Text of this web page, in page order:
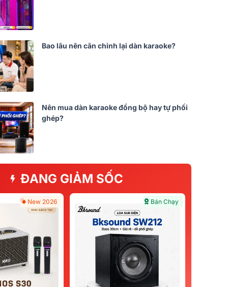
Bao lâu nên căn chỉnh lại dàn karaoke?
Nên mua dàn karaoke đồng bộ hay tự phối
ghép?
ĐANG GIẢM SỐC
New 2026 Bán Chạy